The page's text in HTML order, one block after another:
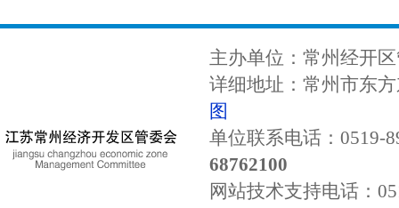
主办单位：常州经开
详细地址：常州市东
图
单位联系电话：0519-
68762100
网站技术支持电话：